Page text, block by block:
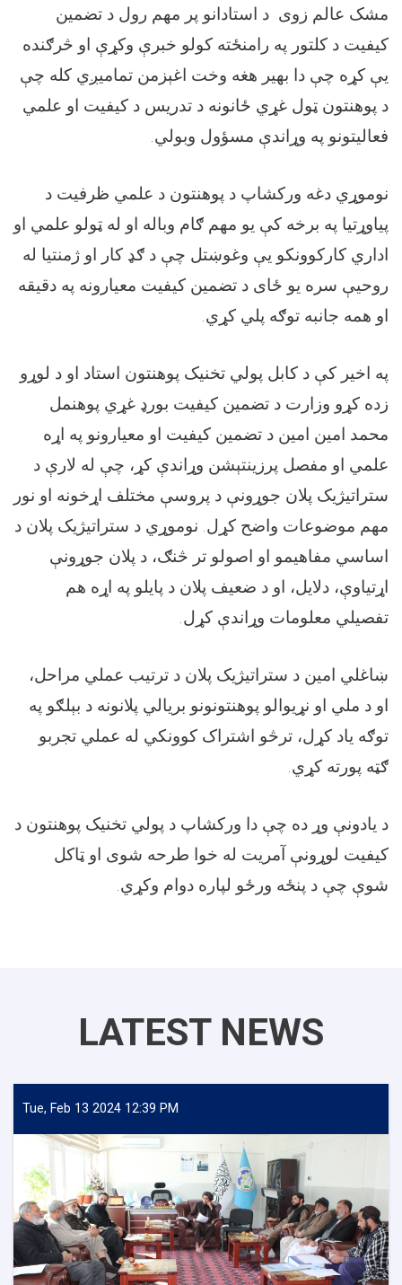
مشک عالم‌ زوی د استادانو پر مهم رول د تضمین
کیفیت د کلتور په رامنځته کولو خبرې وکړې او څرګنده
یې کړه چې دا بهیر هغه وخت اغېزمن تمامیږي کله چې
د پوهنتون ټول غړي ځانونه د تدریس د کیفیت او علمي
فعالیتونو په وړاندې مسؤول وبولي.
نوموړي دغه ورکشاپ د پوهنتون د علمي ظرفیت د
پیاوړتیا په برخه کې یو مهم ګام وباله او له ټولو علمي او
اداري کارکوونکو یې وغوښتل چې د ګډ کار او ژمنتیا له
روحيې سره یو ځای د تضمین کیفیت معیارونه په دقیقه
او همه‌ جانبه توګه پلي کړي.
په اخیر کې د کابل پولي تخنیک پوهنتون استاد او د لوړو
زده کړو وزارت د تضمین کیفیت بورډ غړي پوهنمل
محمد امین امین د تضمین کیفیت او معیارونو په اړه
علمي او مفصل پرزینتېشن وړاندې کړ، چې له لارې د
ستراتیژیک پلان جوړونې د پروسې مختلف اړخونه او نور
مهم موضوعات واضح کړل. نوموړي د ستراتیژیک پلان د
اساسي مفاهیمو او اصولو تر څنګ، د پلان جوړونې
اړتیاوې، دلایل، او د ضعیف پلان د پایلو په اړه هم
تفصیلي معلومات وړاندې کړل.
ښاغلي امین د ستراتیژیک پلان د ترتیب عملي مراحل،
او د ملي او نړیوالو پوهنتونونو بریالي پلانونه د بېلګو په
توګه یاد کړل، ترڅو اشتراک کوونکي له عملي تجربو
ګټه پورته کړي.
د یادونې وړ ده چې دا ورکشاپ د پولي ‌تخنیک پوهنتون د
کیفیت لوړونې آمریت له خوا طرحه شوی او ټاکل
شوې چې د پنځه ورځو لپاره دوام وکړي.
LATEST NEWS
Tue, Feb 13 2024 12:39 PM